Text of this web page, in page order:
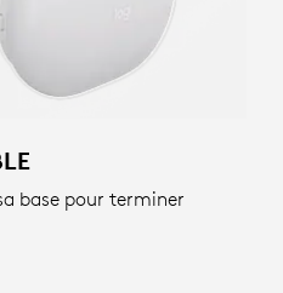
base pour terminer